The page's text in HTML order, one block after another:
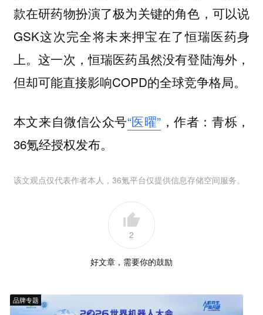
款在研药物扮演了极为关键的角色，可以说
GSK这次完全将未来押宝在了恒瑞医药身
上。这一次，恒瑞医药虽然没有登陆海外，
但却可能直接影响COPD的全球竞争格局。
本文来自微信公众号“医曜” ，作者：青栎，
36氪经授权发布。
该文观点仅代表作者本人，36氪平台仅提供信息存储空间服务。
2
好文章，需要你的鼓励
品牌专题